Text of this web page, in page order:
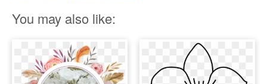
You may also like: